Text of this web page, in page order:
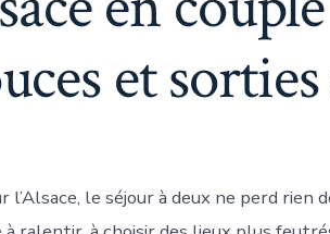
et
l’Alsace, le séjour à deux ne perd rien